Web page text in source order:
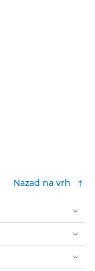
Nazad na vrh